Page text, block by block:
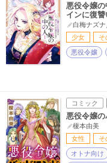
悪役令嬢
インに復
白梅ナズ
少女
そ
悪役令嬢
コミック
悪役令嬢
榎本由美
女性
そ
オトナ向け